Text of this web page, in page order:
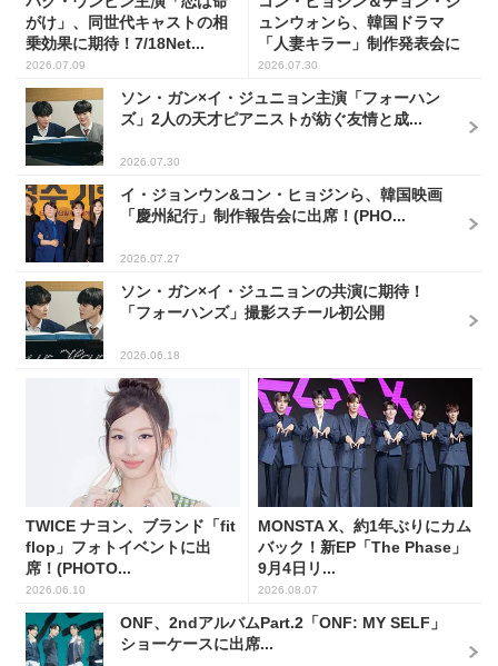
がけ」、同世代キャストの相
乗効果に期待！7/18Net...
2026.07.09
ュンウォンら、韓国ドラマ
「人妻キラー」制作発表会に
出席...
2026.07.30
ソン・ガン×イ・ジュニョン主演「フォーハン
ズ」2人の天才ピアニストが紡ぐ友情と成...
2026.07.30
イ・ジョンウン&コン・ヒョジンら、韓国映画
「慶州紀行」制作報告会に出席！(PHO...
2026.07.27
ソン・ガン×イ・ジュニョンの共演に期待！
「フォーハンズ」撮影スチール初公開
2026.06.18
TWICE ナヨン、ブランド「fit
flop」フォトイベントに出
席！(PHOTO...
2026.06.10
MONSTA X、約1年ぶりにカム
バック！新EP「The Phase」
9月4日リ...
2026.08.07
ONF、2ndアルバムPart.2「ONF: MY SELF」
ショーケースに出席...